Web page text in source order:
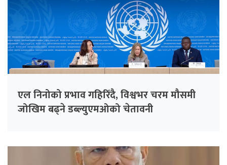
एल निनोको प्रभाव गहिरिँदै, विश्वभर चरम मौसमी
जोखिम बढ्ने डब्ल्युएमओको चेतावनी